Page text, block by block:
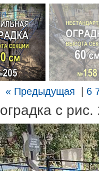
« Предыдущая | 6
с